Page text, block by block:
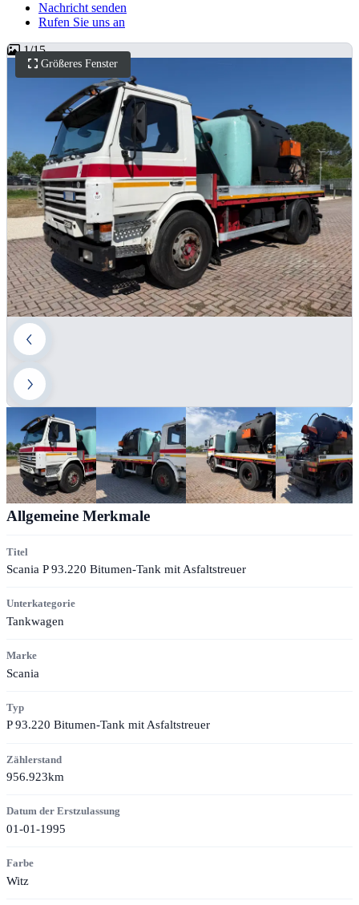
Nachricht senden
Rufen Sie uns an
Größeres Fenster
1/15
Allgemeine Merkmale
Titel
Scania P 93.220 Bitumen-Tank mit Asfaltstreuer
Unterkategorie
Tankwagen
Marke
Scania
Typ
P 93.220 Bitumen-Tank mit Asfaltstreuer
Zählerstand
956.923km
Datum der Erstzulassung
01-01-1995
Farbe
Witz